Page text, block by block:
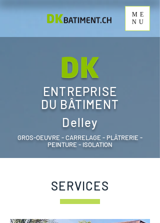
ME
NU
ENTREPRISE
DU BÂTIMENT
Delley
GROS-OEUVRE - CARRELAGE - PLÂTRERIE -
PEINTURE - ISOLATION
SERVICES